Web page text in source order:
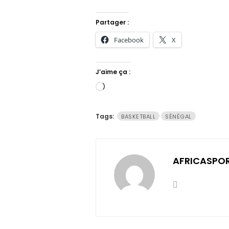
Partager :
Facebook X
J’aime ça :
Chargement…
Tags: BASKETBALL SÉNÉGAL